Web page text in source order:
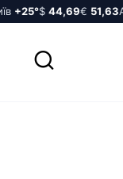
+25°$44,69€51,63А-